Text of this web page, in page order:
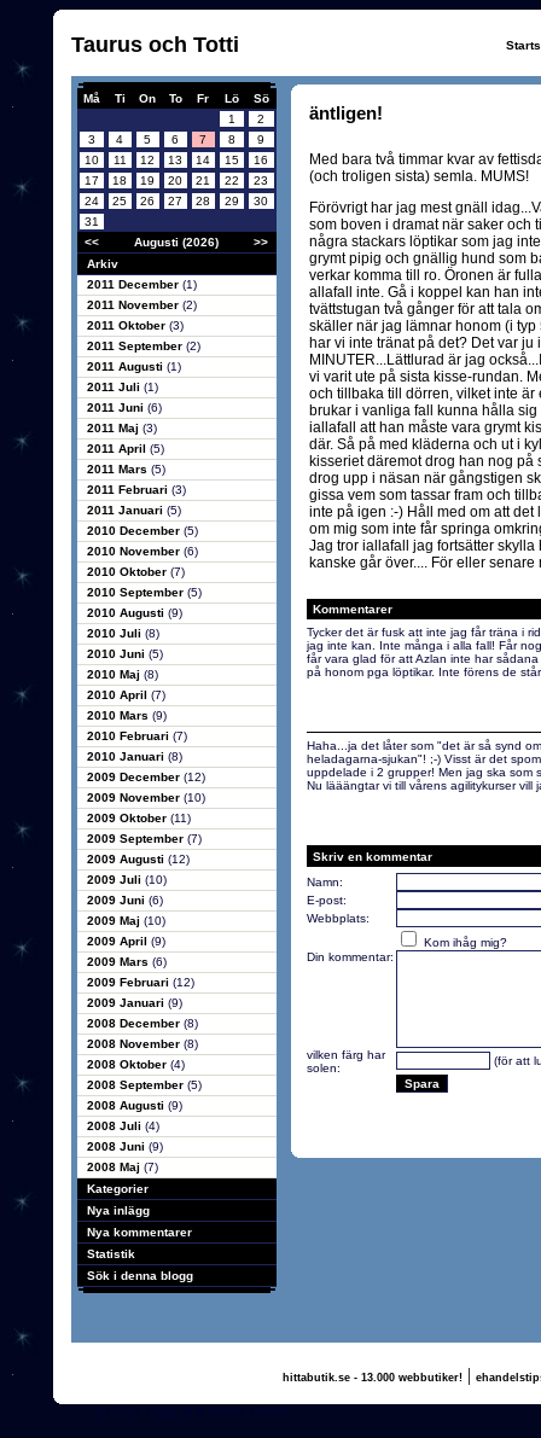
Taurus och Totti
Må Ti On To Fr Lö
Sö
1
2
3
4 5 6 7 8
9
10
11 12 13 14 15
16
17
18 19 20 21 22
23
24
25 26 27 28 29
30
31
<<
Augusti (2026)
>>
Arkiv
2011 December (1)
2011 November (2)
2011 Oktober (3)
2011 September (2)
2011 Augusti (1)
2011 Juli (1)
2011 Juni (6)
2011 Maj (3)
2011 April (5)
2011 Mars (5)
2011 Februari (3)
2011 Januari (5)
2010 December (5)
2010 November (6)
2010 Oktober (7)
2010 September (5)
2010 Augusti (9)
2010 Juli (8)
2010 Juni (5)
2010 Maj (8)
2010 April (7)
2010 Mars (9)
2010 Februari (7)
2010 Januari (8)
2009 December (12)
2009 November (10)
2009 Oktober (11)
2009 September (7)
2009 Augusti (12)
2009 Juli (10)
2009 Juni (6)
2009 Maj (10)
2009 April (9)
2009 Mars (6)
2009 Februari (12)
2009 Januari (9)
2008 December (8)
2008 November (8)
2008 Oktober (4)
2008 September (5)
2008 Augusti (9)
2008 Juli (4)
2008 Juni (9)
2008 Maj (7)
Kategorier
Nya inlägg
Nya kommentarer
Statistik
Sök i denna blogg
äntligen!
Med bara två timmar kvar av
(och troligen sista) semla. MUMS!
Förövrigt har jag mest gnäll
som boven i dramat när saker och
några stackars löptikar som jag
grymt pipig och gnällig hund som
verkar komma till ro. Öronen är
allafall inte. Gå i koppel kan han
tvättstugan två gånger för att tala
skäller när jag lämnar honom (i
har vi inte tränat på det? Det var
MINUTER...Lättlurad är jag
vi varit ute på sista kisse-rundan.
och tillbaka till dörren, vilket inte
brukar i vanliga fall kunna hålla
iallafall att han måste vara grymt
där. Så på med kläderna och ut i
kisseriet däremot drog han nog
drog upp i näsan när gångstigen
gissa vem som tassar fram och
inte på igen :-) Håll med om att
om mig som inte får springa
Jag tror iallafall jag fortsätter
kanske går över.... För eller
Kommentarer
Tycker det är fusk att inte jag får träna i
jag inte kan. Inte många i alla fall! Får
får vara glad för att Azlan inte har
på honom pga löptikar. Inte förens de
Haha...ja det låter som "det är så synd
heladagarna-sjukan"! ;-) Visst är det
uppdelade i 2 grupper! Men jag ska som
Nu lääängtar vi till vårens agilitykurser vill
Skriv en kommentar
Namn:
E-post:
Webbplats:
Kom ihåg mig?
Din kommentar:
vilken färg har
solen:
(för att
hittabutik.se - 13.000 webbutiker!|